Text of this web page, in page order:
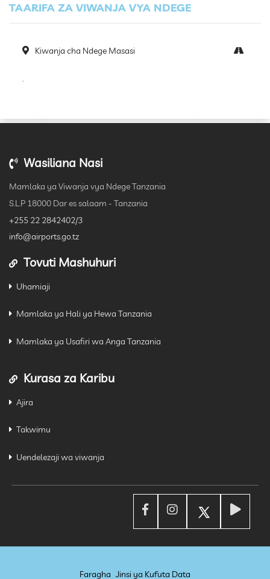
TAARIFA ZA VIWANJA VYA NDEGE
Kiwanja cha Ndege Masasi
.
Wasiliana Nasi
Mamlaka ya Viwanja vya Ndege Tanzania
S.L.P 18000 Dar es salaam - Tanzania
+255 22 2842402/3
info@airports.go.tz
Tovuti Mashuhuri
Uhamiaji
Mamlaka ya Hali ya Hewa Tanzania
Mamlaka ya Usafiri wa Anga Tanzania
Kurasa za Karibu
Ajira
Takwimu
Uendelezaji wa viwanja
Faragha Jinsi ya Kufuta Data